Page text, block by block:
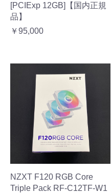
[PCIExp 12GB]【国内正規
品】
￥95,000
NZXT F120 RGB Core
Triple Pack RF-C12TF-W1